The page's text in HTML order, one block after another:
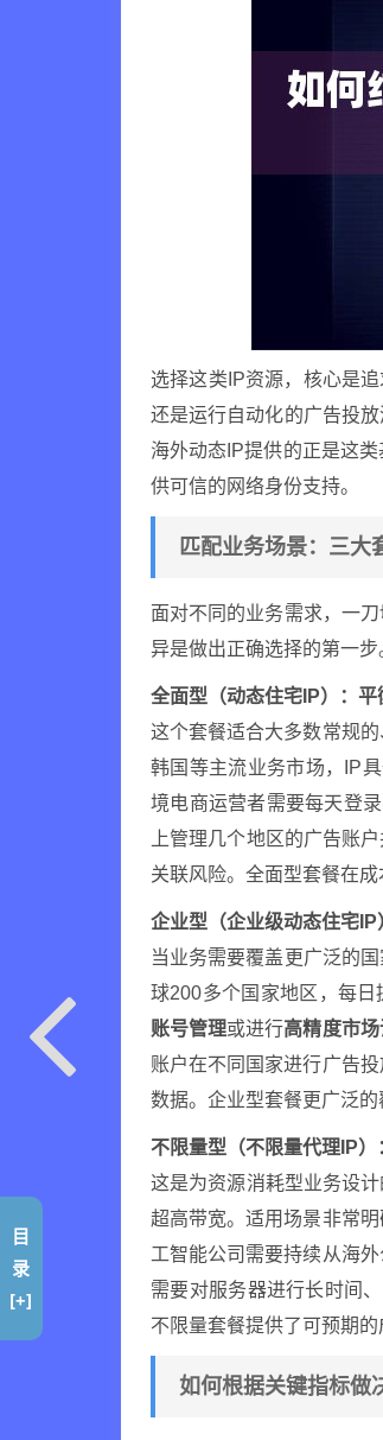
选择这类IP资源，核心是
还是运行自动化的广告投
海外动态IP提供的正是这
供可信的网络身份支持。
匹配业务场景：三大
面对不同的业务需求，一
异是做出正确选择的第一步
全面型（动态住宅IP）：平
这个套餐适合大多数常规
韩国等主流业务市场，IP
境电商运营者需要每天登
上管理几个地区的广告账
关联风险。全面型套餐在成
企业型（企业级动态住宅
当业务需要覆盖更广泛的
球200多个国家地区，每日
账号管理或进行高精度市
账户在不同国家进行广告
数据。企业型套餐更广泛
不限量型（不限量代理IP
这是为资源消耗型业务设
超高带宽。适用场景非常明
工智能公司需要持续从海
需要对服务器进行长时间
不限量套餐提供了可预期的
如何根据关键指标做
目
录
[+]